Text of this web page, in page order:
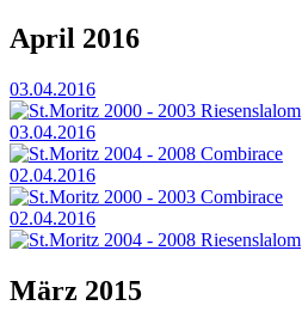
April 2016
03.04.2016
St.Moritz 2000 - 2003 Riesenslalom
03.04.2016
St.Moritz 2004 - 2008 Combirace
02.04.2016
St.Moritz 2000 - 2003 Combirace
02.04.2016
St.Moritz 2004 - 2008 Riesenslalom
März 2015